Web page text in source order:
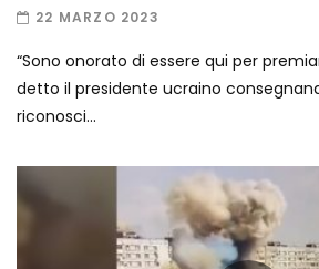
22 MARZO 2023
“Sono onorato di essere qui per
detto il presidente ucraino
riconosci...